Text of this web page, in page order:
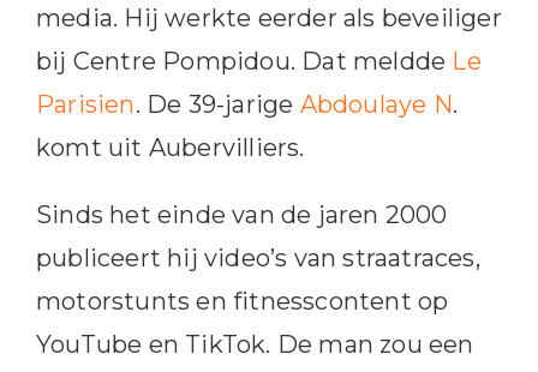
media. Hij werkte eerder als beveiliger
bij Centre Pompidou. Dat meldde Le
Parisien. De 39-jarige Abdoulaye N.
komt uit Aubervilliers.
Sinds het einde van de jaren 2000
publiceert hij video’s van straatraces,
motorstunts en fitnesscontent op
YouTube en TikTok. De man zou een